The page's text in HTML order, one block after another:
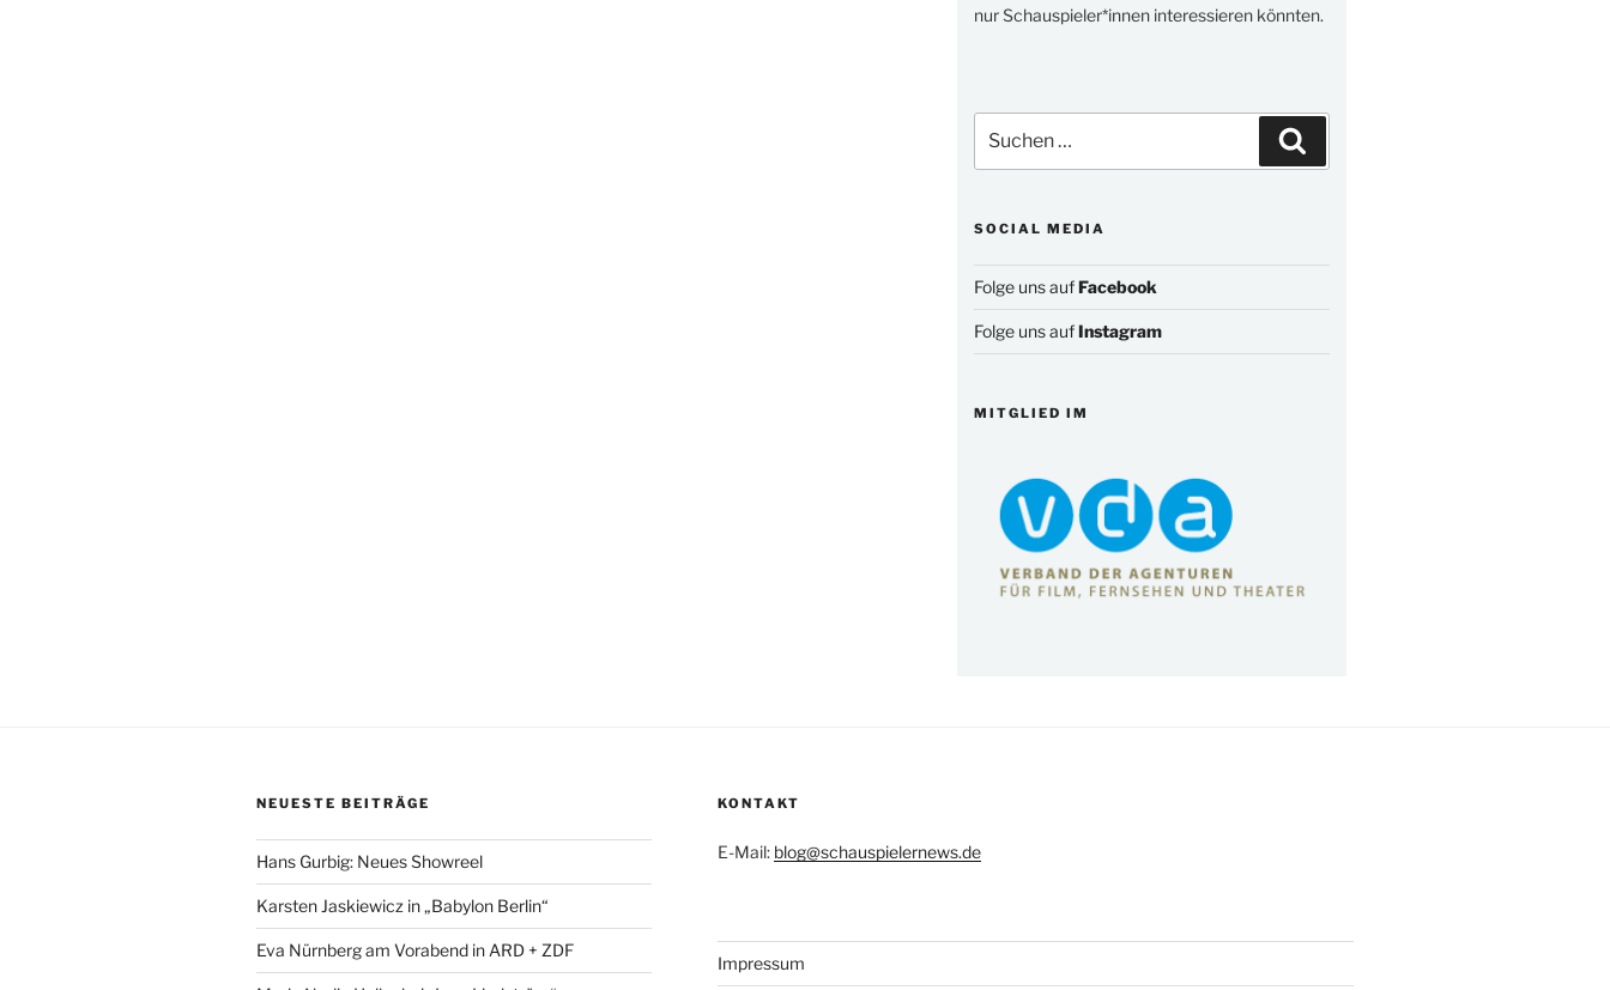
nur Schauspieler*innen interessieren könnten.
nach:
SOCIAL MEDIA
Folge uns aufFacebook
Folge uns aufInstagram
MITGLIED IM
NEUESTE BEITRÄGE
Hans Gurbig: Neues Showreel
Karsten Jaskiewicz in „Babylon Berlin“
Eva Nürnberg am Vorabend in ARD + ZDF
KONTAKT
E-Mail: blog@schauspielernews.de
Impressum